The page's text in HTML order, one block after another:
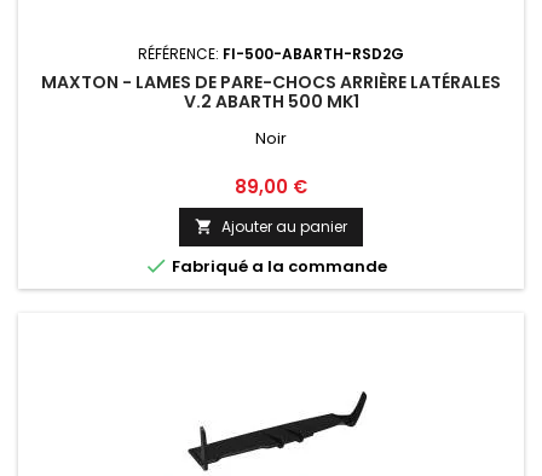
RÉFÉRENCE: FI-500-ABARTH-RSD2G
MAXTON - LAMES DE PARE-CHOCS ARRIÈRE LATÉRALES
V.2 ABARTH 500 MK1
Noir
Prix
89,00 €
 Ajouter au panier
 Fabriqué a la commande